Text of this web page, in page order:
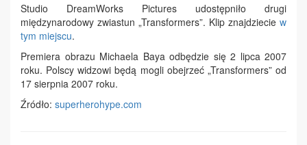
Studio DreamWorks Pictures udostępniło drugi
międzynarodowy zwiastun „Transformers”. Klip znajdziecie w
tym miejscu.
Premiera obrazu Michaela Baya odbędzie się 2 lipca 2007
roku. Polscy widzowi będą mogli obejrzeć „Transformers” od
17 sierpnia 2007 roku.
Źródło: superherohype.com